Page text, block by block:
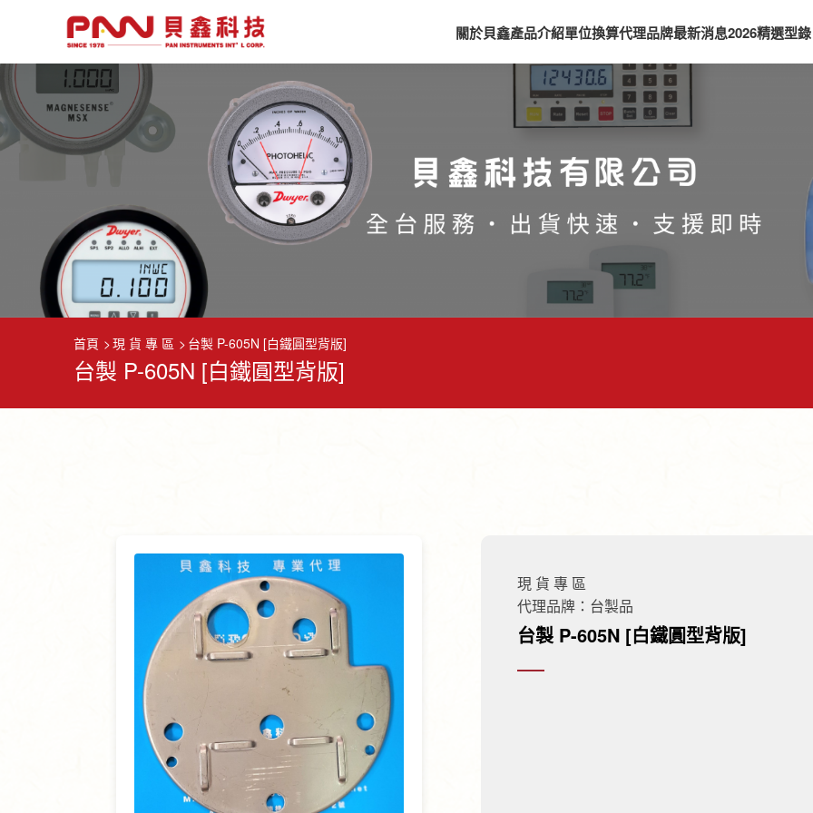
關於貝鑫產品介紹單位換算代理品牌最新消息2026精選型錄
首頁 現 貨 專 區 台製 P-605N [白鐵圓型背版]
台製 P-605N [白鐵圓型背版]
現 貨 專 區
代理品牌：台製品
台製 P-605N [白鐵圓型背版]